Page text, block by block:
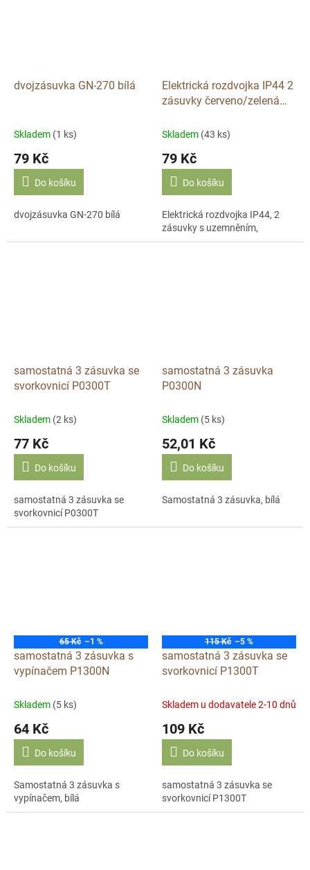
dvojzásuvka GN-270 bílá
Skladem (1 ks)
79 Kč
Do košíku
dvojzásuvka GN-270 bílá
Elektrická rozdvojka IP44 2
zásuvky červeno/zelená
Skladem (43 ks)
79 Kč
Do košíku
Elektrická rozdvojka IP44, 2
zásuvky s uzemněním,
samostatná 3 zásuvka se
svorkovnicí P0300T
Skladem (2 ks)
77 Kč
Do košíku
samostatná 3 zásuvka se
svorkovnicí P0300T
samostatná 3 zásuvka
P0300N
Skladem (5 ks)
52,01 Kč
Do košíku
Samostatná 3 zásuvka, bílá
65 Kč –1 %
samostatná 3 zásuvka s
vypínačem P1300N
Skladem (5 ks)
64 Kč
Do košíku
Samostatná 3 zásuvka s
vypínačem, bílá
115 Kč –5 %
samostatná 3 zásuvka se
svorkovnicí P1300T
Skladem u dodavatele 2-10 dnů
109 Kč
Do košíku
samostatná 3 zásuvka se
svorkovnicí P1300T